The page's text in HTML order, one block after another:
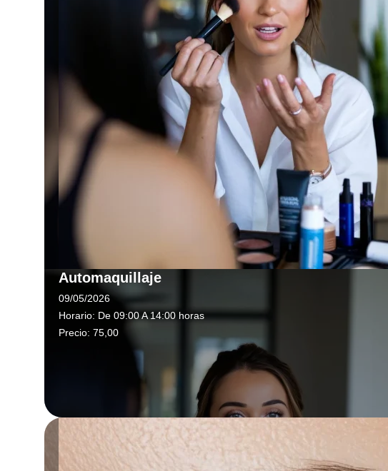
Automaquillaje
09/05/2026
Horario: De 09:00 A 14:00 horas
Precio: 75,00